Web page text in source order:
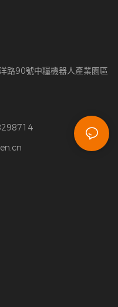
路90號中糧機器人產業園區